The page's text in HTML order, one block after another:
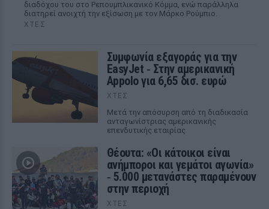
διαδόχου του στο Ρεπουμπλικανικό Κόμμα, ενώ παράλληλα
διατηρεί ανοιχτή την εξίσωση με τον Μάρκο Ρούμπιο.
ΧΤΕΣ
Συμφωνία εξαγοράς για την
EasyJet ‑ Στην αμερικανική
Appolo για 6,65 δισ. ευρώ
ΧΤΕΣ
Μετά την απόσυρση από τη διαδικασία
ανταγωνίστριας αμερικανικής
επενδυτικής εταιρίας
Θέουτα: «Οι κάτοικοι είναι
ανήμποροι και γεμάτοι αγωνία»
‑ 5.000 μετανάστες παραμένουν
στην περιοχή
ΧΤΕΣ